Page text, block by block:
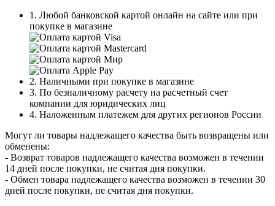
1. Любой банковской картой онлайн на сайте или при
покупке в магазине
2. Наличными при покупке в магазине
3. По безналичному расчету на расчетный счет
компании для юридических лиц
4. Наложенным платежем для других регионов России
Могут ли товары надлежащего качества быть возвращены или
обменены:
- Возврат товаров надлежащего качества возможен в течении
14 дней после покупки, не считая дня покупки.
- Обмен товара надлежащего качества возможен в течении 30
дней после покупки, не считая дня покупки.